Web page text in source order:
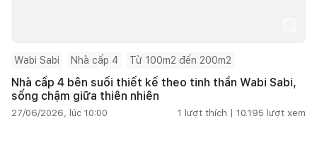
Wabi Sabi Nhà cấp 4 Từ 100m2 đến 200m2
Nhà cấp 4 bên suối thiết kế theo tinh thần Wabi Sabi,
sống chậm giữa thiên nhiên
27/06/2026, lúc 10:00 1 lượt thích | 10.195 lượt xem